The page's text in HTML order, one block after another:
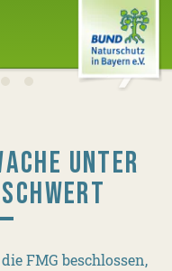
UNTER
FMG beschlossen,